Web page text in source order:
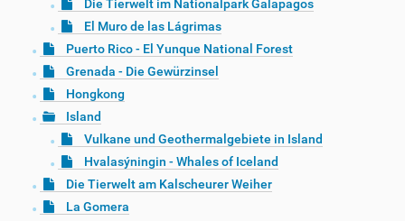
Die Tierwelt im Nationalpark Galapagos
El Muro de las Lágrimas
Puerto Rico - El Yunque National Forest
Grenada - Die Gewürzinsel
Hongkong
Island
Vulkane und Geothermalgebiete in Island
Hvalasýningin - Whales of Iceland
Die Tierwelt am Kalscheurer Weiher
La Gomera